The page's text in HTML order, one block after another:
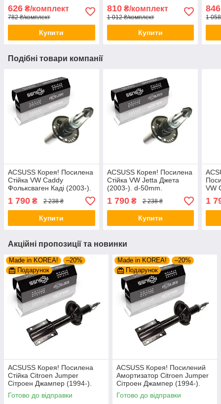
626 ₴/комплект
782 ₴/комплект
Купити
Заднього амортизатора
стійки
810₴/комплект
1 012 ₴/комплект
Купити
846
1
Подібні товари компанії
ACSUSS Корея! Посилена
Стійка VW Caddy
Фольксваген Каді (2003-).
d-50mm. Передня. 312267
, 334834
1 790 ₴ 2 238 ₴
Купити
ACSUSS Корея! Посилена
Стійка VW Jetta Джета
(2003-). d-50mm.
Передня. 312267 , 334834
1 790₴ 2 238 ₴
Купити
VW
1
Акційні пропозиції та новинки
Made in KOREA!
–20%
Подарунок
ACSUSS Корея! Посилена
Стійка Citroen Jumper
Сітроен Джампер (1994-).
Передня. Шток 25mm.
280975 , 635853
Готово до відправки
Made in KOREA!
–20%
Подарунок
ACSUSS Корея! Посилений
Амортизатор Citroen Jumper
Сітроен Джампер (1994-).
Передній. Шток 25mm.
280975 , 635853
Готово до відправки